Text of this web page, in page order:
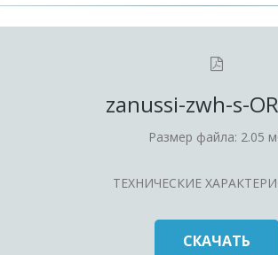
zanussi-zwh-s-
Размер файла: 2.05
ТЕХНИЧЕСКИЕ
СКАЧАТЬ